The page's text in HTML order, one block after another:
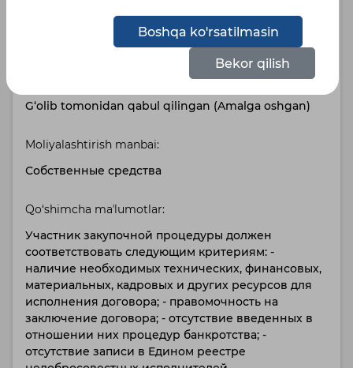
Bayonnoma shakllantirilgan
G‘olib tomonidan qabul qilingan (Amalga oshgan)
Moliyalashtirish manbai:
Собственные средства
Qo‘shimcha maʼlumotlar:
Участник закупочной процедуры должен
соответствовать следующим критериям: -
наличие необходимых технических, финансовых,
материальных, кадровых и других ресурсов для
исполнения договора; - правомочность на
заключение договора; - отсутствие введенных в
отношении них процедур банкротства; -
отсутствие записи в Едином реестре
Boshqa ko'rsatilmasin
Bekor qilish